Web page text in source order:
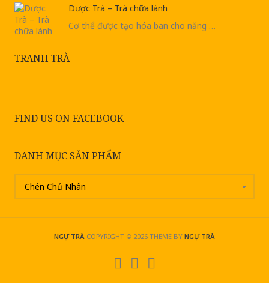
Dược Trà – Trà chữa lành
Cơ thể được tạo hóa ban cho năng …
TRANH TRÀ
FIND US ON FACEBOOK
DANH MỤC SẢN PHẨM
NGỰ TRÀCOPYRIGHT © 2026 THEME BY NGỰ TRÀ